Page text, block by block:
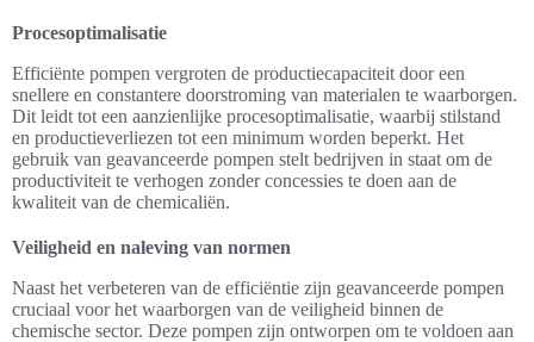
Procesoptimalisatie
Efficiënte pompen vergroten de productiecapaciteit door een
snellere en constantere doorstroming van materialen te waarborgen.
Dit leidt tot een aanzienlijke procesoptimalisatie, waarbij stilstand
en productieverliezen tot een minimum worden beperkt. Het
gebruik van geavanceerde pompen stelt bedrijven in staat om de
productiviteit te verhogen zonder concessies te doen aan de
kwaliteit van de chemicaliën.
Veiligheid en naleving van normen
Naast het verbeteren van de efficiëntie zijn geavanceerde pompen
cruciaal voor het waarborgen van de veiligheid binnen de
chemische sector. Deze pompen zijn ontworpen om te voldoen aan